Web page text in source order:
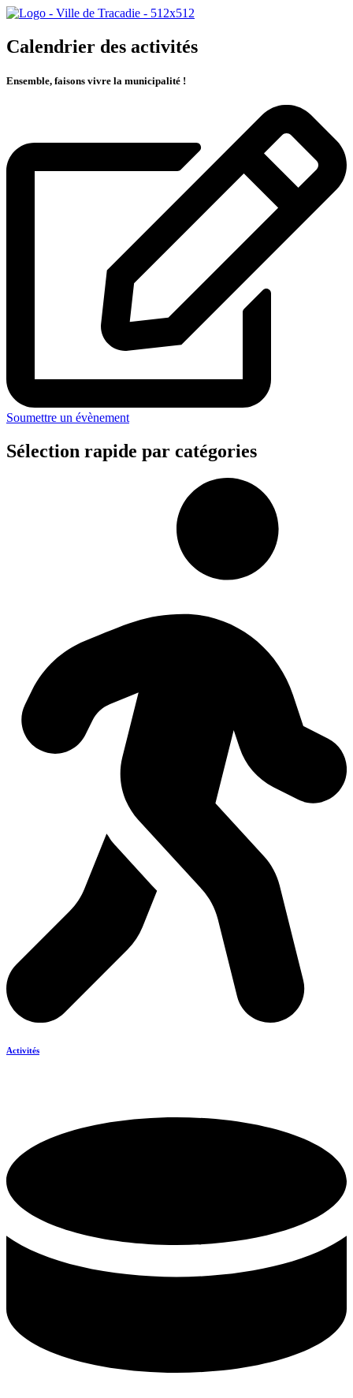
Calendrier des activités
Ensemble, faisons vivre la municipalité !
Soumettre un évènement
Sélection rapide par catégories
Activités